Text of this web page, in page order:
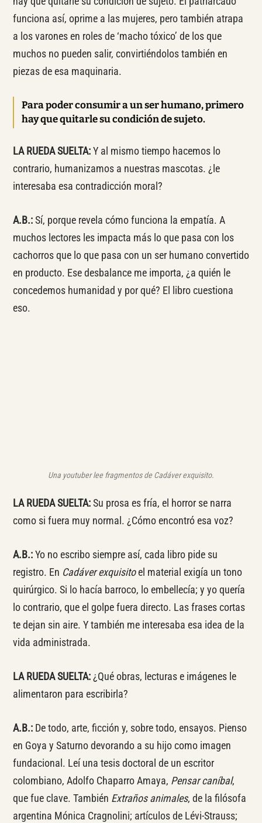
funciona así, oprime a las mujeres, pero también atrapa
a los varones en roles de ‘macho tóxico’ de los que
muchos no pueden salir, convirtiéndolos también en
piezas de esa maquinaria.
Para poder consumir a un ser humano, primero
hay que quitarle su condición de sujeto.
LA RUEDA SUELTA:Y al mismo tiempo hacemos lo
contrario, humanizamos a nuestras mascotas. ¿le
interesaba esa contradicción moral?
A.B.:Sí, porque revela cómo funciona la empatía. A
muchos lectores les impacta más lo que pasa con los
cachorros que lo que pasa con un ser humano convertido
en producto. Ese desbalance me importa, ¿a quién le
concedemos humanidad y por qué? El libro cuestiona
eso.
Una youtuber lee fragmentos deCadáver exquisito.
LA RUEDA SUELTA:Su prosa es fría, el horror se narra
como si fuera muy normal. ¿Cómo encontró esa voz?
A.B.:Yo no escribo siempre así, cada libro pide su
registro. En Cadáver exquisitoel material exigía un tono
quirúrgico. Si lo hacía barroco, lo embellecía; y yo quería
lo contrario, que el golpe fuera directo. Las frases cortas
te dejan sin aire. Y también me interesaba esa idea de la
vida administrada.
LA RUEDA SUELTA:¿Qué obras, lecturas e imágenes le
alimentaron para escribirla?
A.B.:De todo, arte, ficción y, sobre todo, ensayos. Pienso
en Goya y Saturno devorando a su hijo como imagen
fundacional. Leí una tesis doctoral de un escritor
colombiano, Adolfo Chaparro Amaya, Pensar caníbal,
que fue clave. También Extraños animales, de la filósofa
argentina Mónica Cragnolini; artículos de Lévi-Strauss;